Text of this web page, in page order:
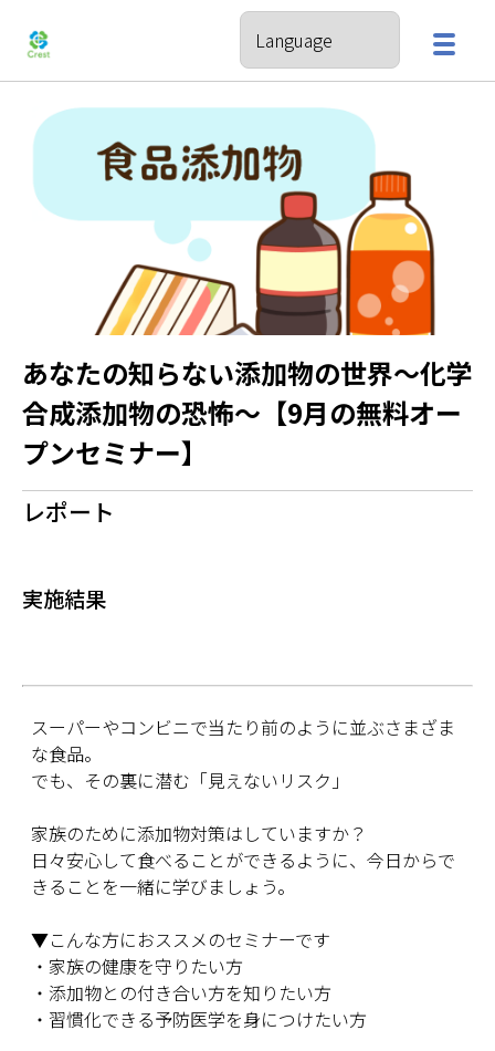
あなたの知らない添加物の世界～化学
合成添加物の恐怖～【9月の無料オー
プンセミナー】
レポート
実施結果
スーパーやコンビニで当たり前のように並ぶさまざま
な食品。
でも、その裏に潜む「見えないリスク」
家族のために添加物対策はしていますか？
日々安心して食べることができるように、今日からで
きることを一緒に学びましょう。
▼こんな方におススメのセミナーです
・家族の健康を守りたい方
・添加物との付き合い方を知りたい方
・習慣化できる予防医学を身につけたい方